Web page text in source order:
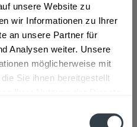
unsere Website zu
wir Informationen zu Ihrer
an unsere Partner für
Analysen weiter. Unsere
möglicherweise mit
Sie ihnen bereitgestellt
Rastatt, Eisingen,Ginsheim-
,Kieselbronn ,Kämpfelbach